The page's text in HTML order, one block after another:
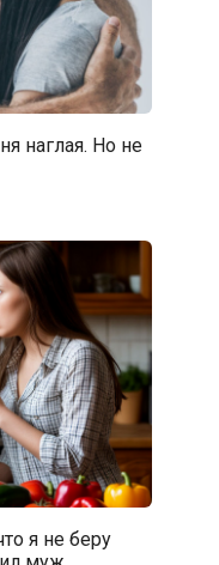
наглая. Но не
я не беру